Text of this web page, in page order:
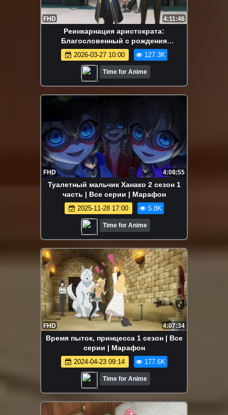
FHD 4:11:46
Реинкарнация аристократа:
Благословенный с рождения
сильнейшей силой | Все серии |
Марафон
2026-03-27 10:00 127.3K
Time for Anime
FHD 4:08:55
Туалетный мальчик Ханако 2 сезон 1
часть | Все серии | Марафон
2025-11-28 17:00 5.8K
Time for Anime
FHD 4:07:34
Время пыток, принцесса 1 сезон | Все
серии | Марафон
2024-04-23 09:14 177.6K
Time for Anime